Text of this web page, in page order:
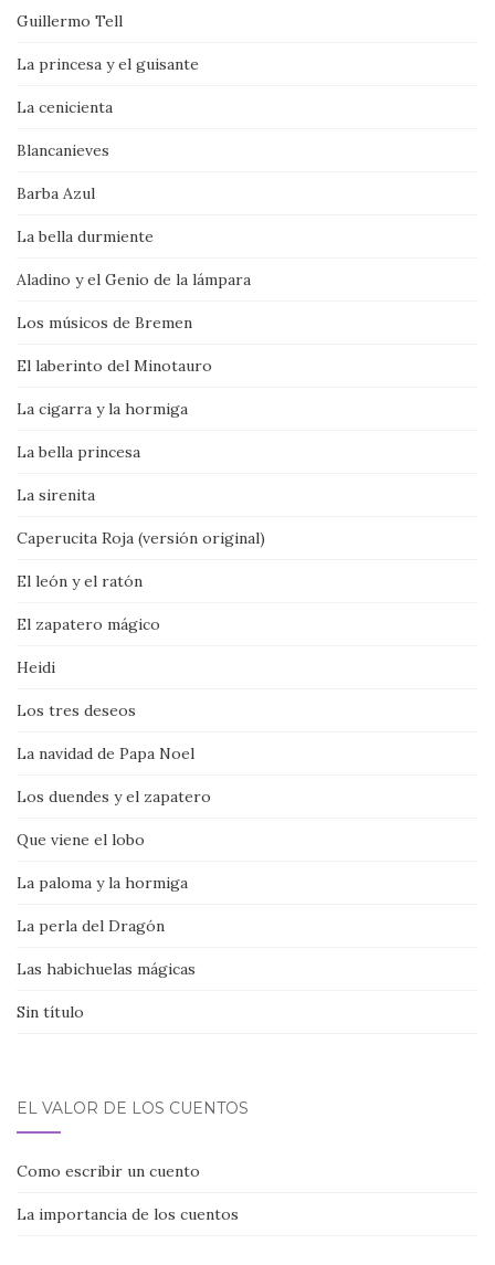
Guillermo Tell
La princesa y el guisante
La cenicienta
Blancanieves
Barba Azul
La bella durmiente
Aladino y el Genio de la lámpara
Los músicos de Bremen
El laberinto del Minotauro
La cigarra y la hormiga
La bella princesa
La sirenita
Caperucita Roja (versión original)
El león y el ratón
El zapatero mágico
Heidi
Los tres deseos
La navidad de Papa Noel
Los duendes y el zapatero
Que viene el lobo
La paloma y la hormiga
La perla del Dragón
Las habichuelas mágicas
Sin título
EL VALOR DE LOS CUENTOS
Como escribir un cuento
La importancia de los cuentos